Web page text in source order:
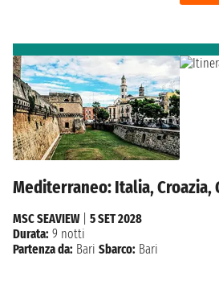
Mediterraneo: Italia, Croazia,
MSC SEAVIEW| 5 SET 2028
Durata: 9 notti
Partenza da: Bari Sbarco: Bari